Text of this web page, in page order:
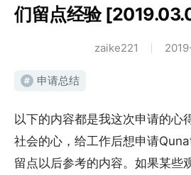
们留点经验
zaike221
# 申请总结
以下的内容都是我这次申请的心
社会的心，给工作后想申请
留点以后参考的内容。如果某些